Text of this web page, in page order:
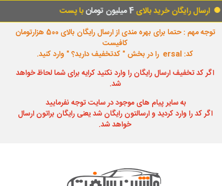
خرید بالای4 میلیون تومان با پست
توجه مهم : حتما برای بهره مندی از ارسال رایگان بالای 500 هزارتومان
کافیست
کد: ersal را در بخش " کدتخفیف دارید؟ " وارد کنید.
اگر کد تخفیف ارسال رایگان را وارد نکنید کرایه برای شما لحاظ خواهد
شد.
به سایر پیام های موجود در سایت توجه نفرمایید
اگر کد را وارد کردید و ارسالتون رایگان شد یعنی رایگان براتون ارسال
خواهد شد.